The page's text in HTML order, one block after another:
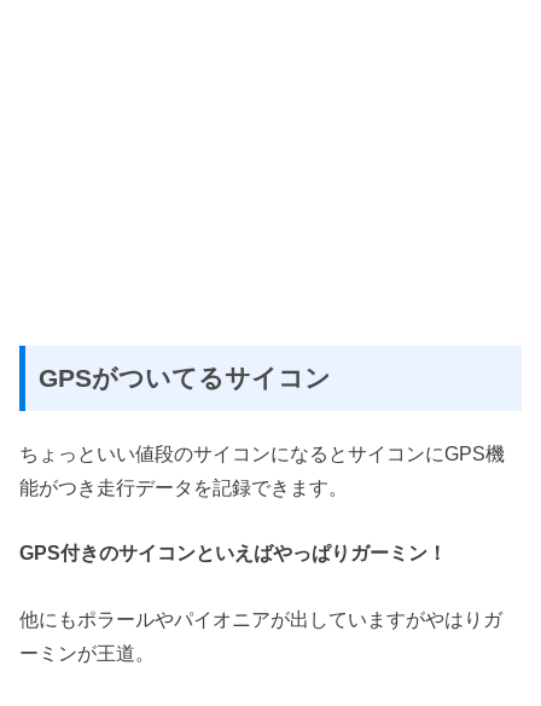
GPSがついてるサイコン
ちょっといい値段のサイコンになるとサイコンにGPS機
能がつき走行データを記録できます。
GPS付きのサイコンといえばやっぱりガーミン！
他にもポラールやパイオニアが出していますがやはりガ
ーミンが王道。